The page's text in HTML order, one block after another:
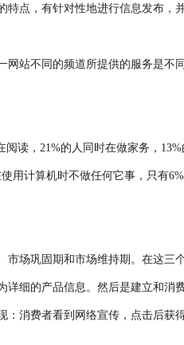
点，有针对性地进行信息发布，
站不同的频道所提供的服务是不
读，21%的人同时在做家务，
用计算机时不做任何它事，只有
场巩固期和市场维持期。在这三
细的产品信息。然后是建立和消
消费者看到网络宣传，点击后获